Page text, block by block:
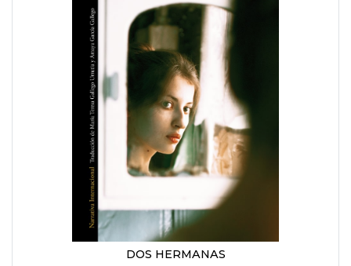
DOS HERMANAS